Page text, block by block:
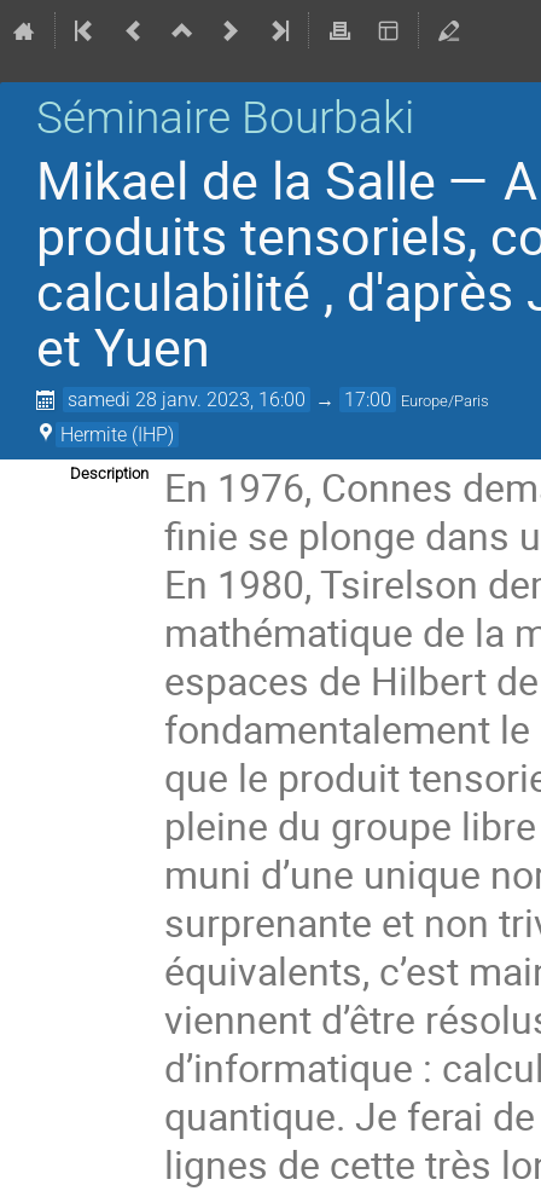
Séminaire Bourbaki
Mikael de la Salle —
produits tensoriels,
calculabilité , d'après
et Yuen
samedi 28 janv. 2023, 16:00 → 17:00 Europe/Paris
Hermite (IHP)
Description
En 1976, Connes
finie se plonge dans
En 1980, Tsirelson
mathématique de la
espaces de Hilbert
fondamentalement
que le produit
pleine du groupe
muni d’une unique
surprenante et non
équivalents, c’est
viennent d’être
d’informatique :
quantique. Je ferai
lignes de cette très